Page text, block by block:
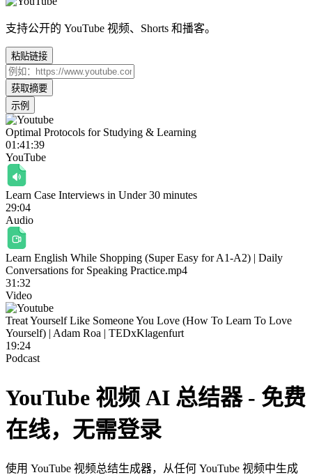
支持公开的 YouTube 视频、Shorts 和播客。
粘贴链接
获取摘要
示例
Optimal Protocols for Studying & Learning
01:41:39
YouTube
Learn Case Interviews in Under 30 minutes
29:04
Audio
Learn English While Shopping (Super Easy for A1-A2) | Daily
Conversations for Speaking Practice.mp4
31:32
Video
Treat Yourself Like Someone You Love (How To Learn To Love
Yourself) | Adam Roa | TEDxKlagenfurt
19:24
Podcast
YouTube 视频 AI 总结器 - 免费
在线，无需登录
使用 YouTube 视频总结生成器，从任何 YouTube 视频中生成